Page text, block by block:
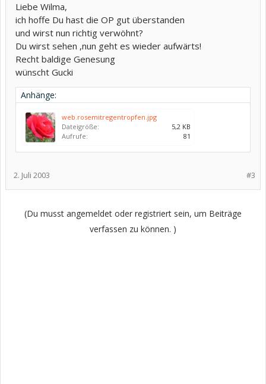
Liebe Wilma,
ich hoffe Du hast die OP gut überstanden
und wirst nun richtig verwöhnt?
Du wirst sehen ,nun geht es wieder aufwärts!
Recht baldige Genesung
wünscht Gucki
Anhänge:
web.rosemitregentropfen.jpg
Dateigröße:
5,2 KB
Aufrufe:
81
#3
2. Juli 2003
(Du musst angemeldet oder registriert sein, um Beiträge
verfassen zu können. )